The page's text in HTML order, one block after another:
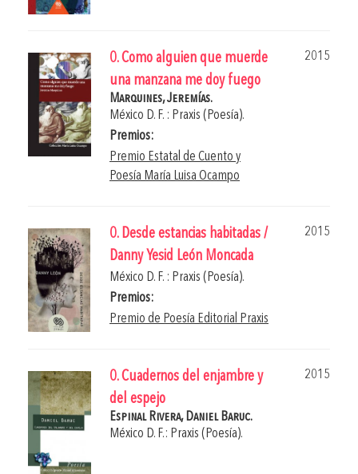
0. Como alguien que muerde
una manzana me doy fuego
2015
Marquines, Jeremías.
México D. F. : Praxis (Poesía).
Premios:
Premio Estatal de Cuento y
Poesía María Luisa Ocampo
0. Desde estancias habitadas /
Danny Yesid León Moncada
2015
México D. F. : Praxis (Poesía).
Premios:
Premio de Poesía Editorial Praxis
0. Cuadernos del enjambre y
del espejo
2015
Espinal Rivera, Daniel Baruc.
México D. F.: Praxis (Poesía).